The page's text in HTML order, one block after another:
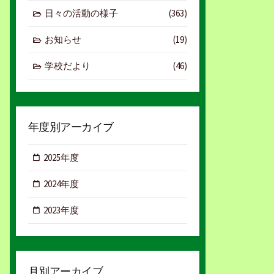
日々の活動の様子 (363)
お知らせ (19)
学校だより (46)
年度別アーカイブ
2025年度
2024年度
2023年度
月別アーカイブ